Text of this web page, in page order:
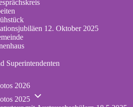
12. Oktober 2025
new
Superintendenten
2026
2025
Unternavigation